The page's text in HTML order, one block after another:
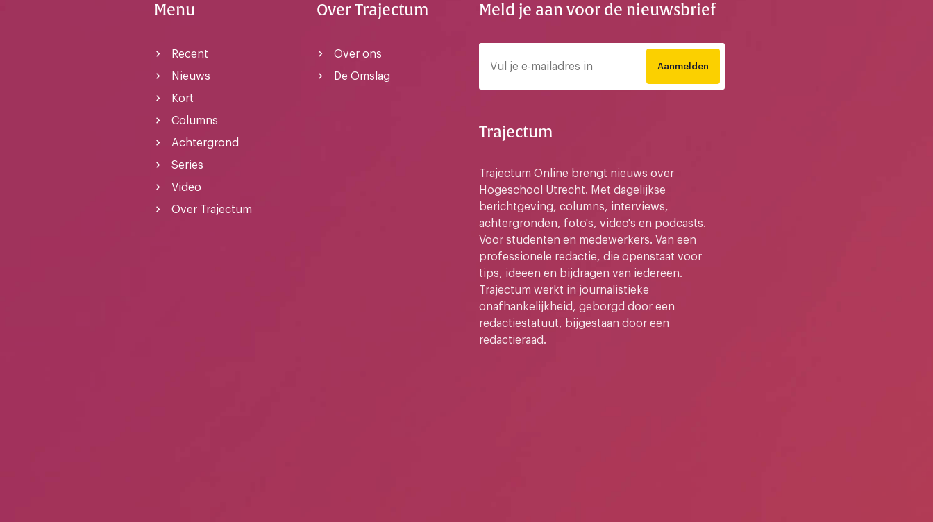
Menu
Recent
Nieuws
Kort
Columns
Achtergrond
Series
Video
Over Trajectum
Over Trajectum
Over ons
De Omslag
Meld je aan voor de nieuwsbrief
Aanmelden
Trajectum
Trajectum Online brengt nieuws over
Hogeschool Utrecht. Met dagelijkse
berichtgeving, columns, interviews,
achtergronden, foto's, video's en podcasts.
Voor studenten en medewerkers. Van een
professionele redactie, die openstaat voor
tips, ideeen en bijdragen van iedereen.
Trajectum werkt in journalistieke
onafhankelijkheid, geborgd door een
redactiestatuut, bijgestaan door een
redactieraad.